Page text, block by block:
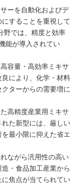
ーを自動化およびデ
することを重視して
野では、精度と効率
能が導入されてい
容量・高効率ミキサ
により、化学・材料
ターからの需要増に
高精度産業用ミキサ
た新型には、厳しい
最小限に抑えた省エ
ながら汎用性の高い
・食品加工産業から
焦点が当てられてい